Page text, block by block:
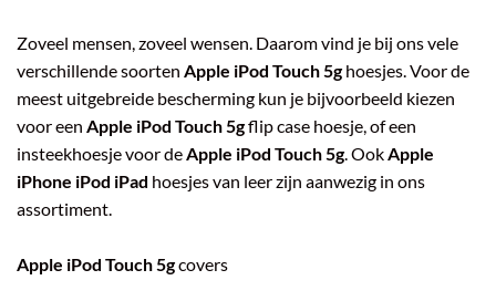
Zoveel mensen, zoveel wensen. Daarom vind je bij ons vele
verschillende soorten Apple iPod Touch 5ghoesjes. Voor de
meest uitgebreide bescherming kun je bijvoorbeeld kiezen
voor een Apple iPod Touch 5gflip case hoesje, of een
insteekhoesje voor deApple iPod Touch 5g. OokApple
iPhone iPod iPad hoesjes van leer zijn aanwezig in ons
assortiment.
Apple iPod Touch 5gcovers